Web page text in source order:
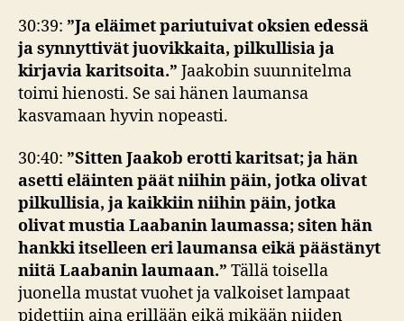
30:39: ”Ja eläimet pariutuivat oksien edessä
ja synnyttivät juovikkaita, pilkullisia ja
kirjavia karitsoita.” Jaakobin suunnitelma
toimi hienosti. Se sai hänen laumansa
kasvamaan hyvin nopeasti.
30:40: ”Sitten Jaakob erotti karitsat; ja hän
asetti eläinten päät niihin päin, jotka olivat
pilkullisia, ja kaikkiin niihin päin, jotka
olivat mustia Laabanin laumassa; siten hän
hankki itselleen eri laumansa eikä päästänyt
niitä Laabanin laumaan.” Tällä toisella
juonella mustat vuohet ja valkoiset lampaat
pidettiin aina erillään eikä mikään niiden